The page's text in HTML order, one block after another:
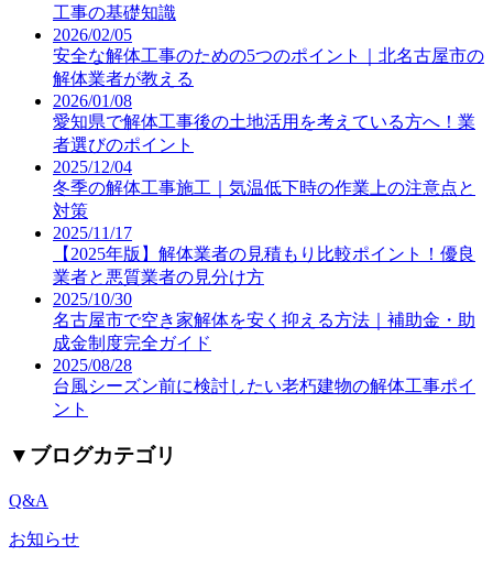
工事の基礎知識
2026/02/05
安全な解体工事のための5つのポイント｜北名古屋市の
解体業者が教える
2026/01/08
愛知県で解体工事後の土地活用を考えている方へ！業
者選びのポイント
2025/12/04
冬季の解体工事施工｜気温低下時の作業上の注意点と
対策
2025/11/17
【2025年版】解体業者の見積もり比較ポイント！優良
業者と悪質業者の見分け方
2025/10/30
名古屋市で空き家解体を安く抑える方法｜補助金・助
成金制度完全ガイド
2025/08/28
台風シーズン前に検討したい老朽建物の解体工事ポイ
ント
▼ ブログカテゴリ
Q&A
お知らせ